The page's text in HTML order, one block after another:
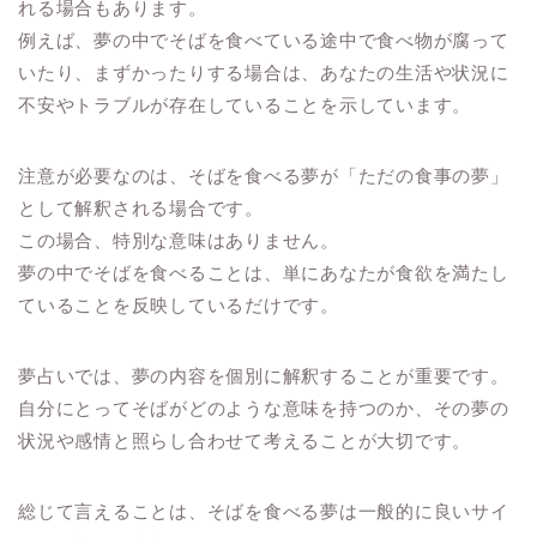
れる場合もあります。
例えば、夢の中でそばを食べている途中で食べ物が腐って
いたり、まずかったりする場合は、あなたの生活や状況に
不安やトラブルが存在していることを示しています。
注意が必要なのは、そばを食べる夢が「ただの食事の夢」
として解釈される場合です。
この場合、特別な意味はありません。
夢の中でそばを食べることは、単にあなたが食欲を満たし
ていることを反映しているだけです。
夢占いでは、夢の内容を個別に解釈することが重要です。
自分にとってそばがどのような意味を持つのか、その夢の
状況や感情と照らし合わせて考えることが大切です。
総じて言えることは、そばを食べる夢は一般的に良いサイ